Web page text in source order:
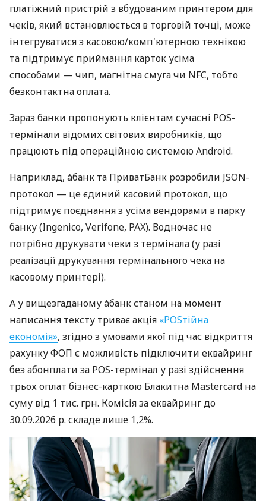
платіжний пристрій з вбудованим принтером для
чеків, який встановлюється в торговій точці, може
інтегруватися з касовою/комп'ютерною технікою
та підтримує приймання карток усіма
способами — чип, магнітна смуга чи NFC, тобто
безконтактна оплата.
Зараз банки пропонують клієнтам сучасні POS-
термінали відомих світових виробників, що
працюють під операційною системою Android.
Наприклад, àбанк та ПриватБанк розробили JSON-
протокол — це єдиний касовий протокол, що
підтримує поєднання з усіма вендорами в парку
банку (Ingenico, Verifone, PAX). Водночас не
потрібно друкувати чеки з термінала (у разі
реалізації друкування термінального чека на
касовому принтері).
А у вищезгаданому àбанк станом на момент
написання тексту триває акція «POSтійна
економія», згідно з умовами якої під час відкриття
рахунку ФОП є можливість підключити еквайринг
без абонплати за POS-термінал у разі здійснення
трьох оплат бізнес-карткою Блакитна Mastercard на
суму від 1 тис. грн. Комісія за еквайринг до
30.09.2026 р. складе лише 1,2%.